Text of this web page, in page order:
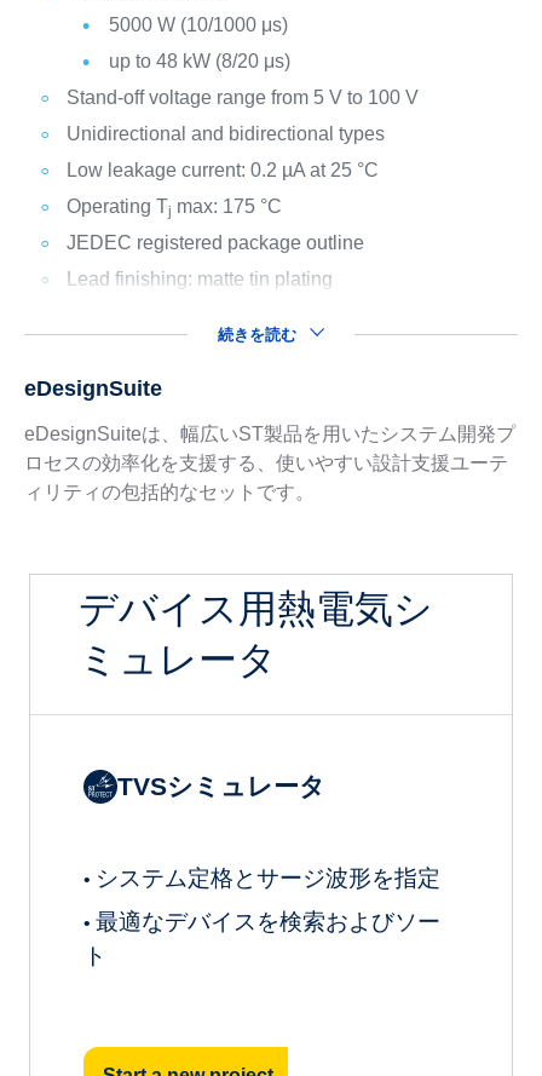
5000 W (10/1000 μs)
up to 48 kW (8/20 μs)
Stand-off voltage range from 5 V to 100 V
Unidirectional and bidirectional types
Low leakage current: 0.2 µA at 25 °C
Operating Tj max: 175 °C
JEDEC registered package outline
Lead finishing: matte tin plating
続きを読む
eDesignSuite
eDesignSuiteは、幅広いST製品を用いたシステム開発プ
ロセスの効率化を支援する、使いやすい設計支援ユーテ
ィリティの包括的なセットです。
デバイス用熱電気シ
ミュレータ
TVSシミュレータ
• システム定格とサージ波形を指定
• 最適なデバイスを検索およびソー
ト